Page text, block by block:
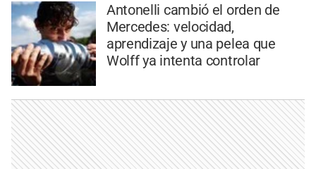
Antonelli cambió el orden de
Mercedes: velocidad,
aprendizaje y una pelea que
Wolff ya intenta controlar